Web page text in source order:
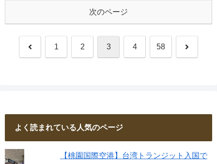
次のページ
前 1 2 3 4 58 次
よく読まれている人気のページ
【桃園国際空港】台湾トランジット入国で